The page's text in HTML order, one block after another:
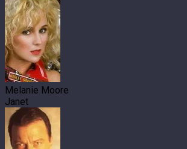
Melanie Moore
Janet